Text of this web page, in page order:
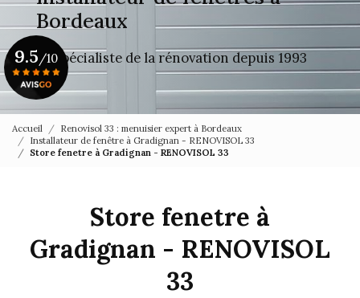
Bordeaux
Le spécialiste de la rénovation depuis 1993
9.5 /10
Accueil
Renovisol 33 : menuisier expert à Bordeaux
Installateur de fenêtre à Gradignan - RENOVISOL 33
Store fenetre à Gradignan - RENOVISOL 33
Store fenetre à
Gradignan - RENOVISOL
33